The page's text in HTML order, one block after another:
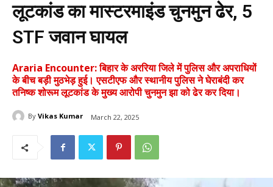
लूटकांड का मास्टरमाइंड चुनमुन ढेर, 5
STF जवान घायल
Araria Encounter: बिहार के अररिया जिले में पुलिस और अपराधियों
के बीच बड़ी मुठभेड़ हुई। एसटीएफ और स्थानीय पुलिस ने घेराबंदी कर
तनिष्क शोरूम लूटकांड के मुख्य आरोपी चुनमुन झा को ढेर कर दिया।
By Vikas Kumar March 22, 2025